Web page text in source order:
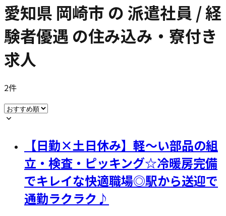
愛知県 岡崎市 の派遣社員 / 経
験者優遇 の住み込み・寮付き
求人
2件
【日勤×土日休み】軽～い部品の組
立・検査・ピッキング☆冷暖房完備
でキレイな快適職場◎駅から送迎で
通勤ラクラク♪